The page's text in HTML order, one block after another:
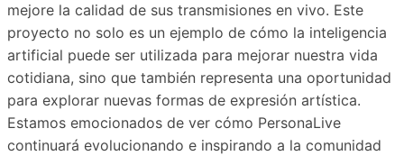
mejore la calidad de sus transmisiones en vivo. Este
proyecto no solo es un ejemplo de cómo la inteligencia
artificial puede ser utilizada para mejorar nuestra vida
cotidiana, sino que también representa una oportunidad
para explorar nuevas formas de expresión artística.
Estamos emocionados de ver cómo PersonaLive
continuará evolucionando e inspirando a la comunidad